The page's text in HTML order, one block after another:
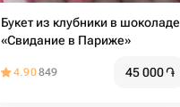
Букет из клубники в шоколаде
«Свидание в Париже»
4.90849 45 000֏